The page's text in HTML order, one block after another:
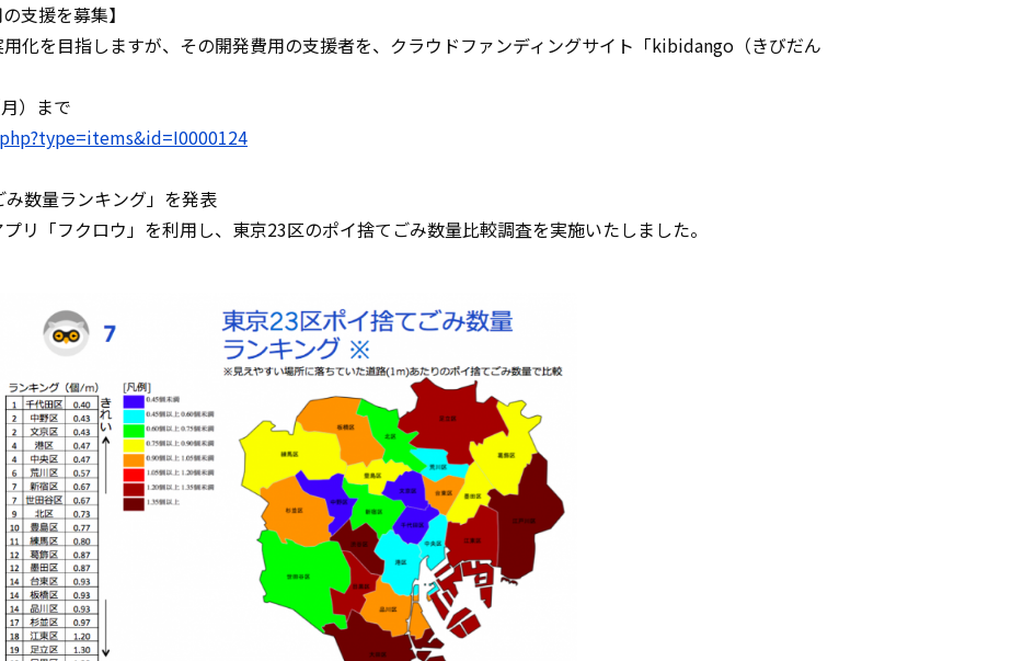
支援を募集】
化を目指しますが、その開発費用の支援者を、クラウドファンディングサイト「kibidango（きびだん
）まで
数量ランキング」を発表
リ「フクロウ」を利用し、東京23区のポイ捨てごみ数量比較調査を実施いたしました。